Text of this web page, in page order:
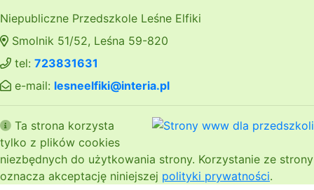
Niepubliczne Przedszkole Leśne Elfiki
Smolnik 51/52, Leśna 59-820
tel: 723831631
e-mail: lesneelfiki@interia.pl
Ta strona korzysta
tylko z plików cookies
niezbędnych do użytkowania strony. Korzystanie ze strony
oznacza akceptację niniejszej polityki prywatności.